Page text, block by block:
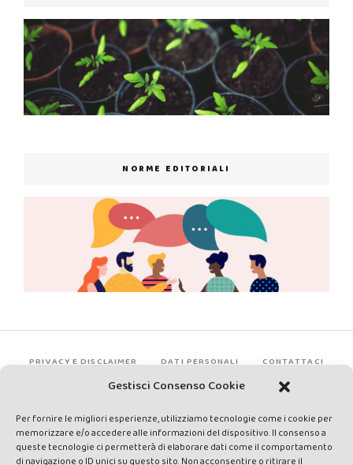
Gestisci Consenso Cookie
Per fornire le migliori esperienze, utilizziamo tecnologie come i cookie per
memorizzare e/o accedere alle informazioni del dispositivo. Il consenso a
queste tecnologie ci permetterà di elaborare dati come il comportamento
di navigazione o ID unici su questo sito. Non acconsentire o ritirare il
NORME EDITORIALI
PRIVACY E DISCLAIMER DATI PERSONALI CONTATTACI